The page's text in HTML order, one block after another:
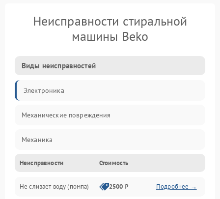
Неисправности стиральной
машины Beko
Виды неисправностей
Электроника
Механические повреждения
Механика
Электропитание
Водоснабжение
Неисправности Стоимость
Не сливает воду (помпа) 2500 ₽ Подробнее →